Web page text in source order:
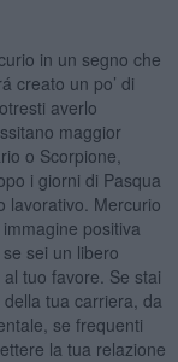
in un segno che
creato un po’ di
averlo
maggior
o Scorpione,
i giorni di Pasqua
lavorativo. Mercurio
positiva
sei un libero
tuo favore. Se stai
tua carriera, da
se frequenti
la tua relazione